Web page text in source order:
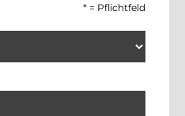
* = Pflichtfeld
für die Anrede. Dies ist
Eingabe Ihres Namens.